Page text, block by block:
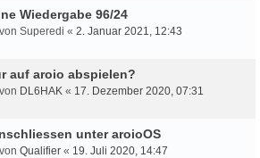
Wiedergabe 96/24
Superedi « 2. Januar 2021, 12:43
auf aroio abspielen?
DL6HAK « 17. Dezember 2020, 07:31
unter aroioOS
Qualifier « 19. Juli 2020, 14:47